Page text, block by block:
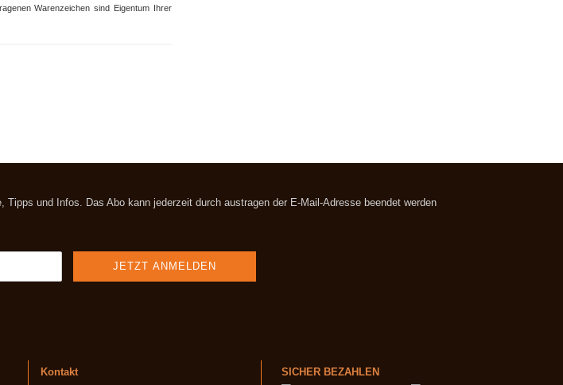
Warenzeichen sind Eigentum Ihrer
und Infos. Das Abo kann jederzeit durch austragen der E-Mail-Adresse beendet werden
Kontakt SICHER BEZAHLEN